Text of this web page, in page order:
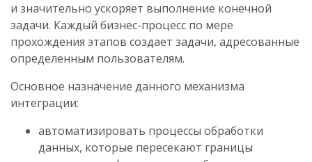
и значительно ускоряет выполнение конечной
задачи. Каждый бизнес-процесс по мере
прохождения этапов создает задачи, адресованные
определенным пользователям.
Основное назначение данного механизма
интеграции:
автоматизировать процессы обработки
данных, которые пересекают границы